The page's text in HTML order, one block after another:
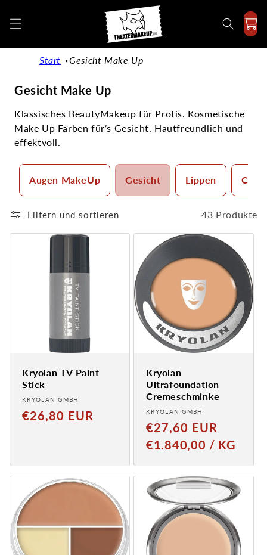
Inhalt
Start Gesicht Make Up
K
t
e
o
e
Gesicht Make Up
Klassisches BeautyMakeup für Profis. Kosmetische
Make Up Farben für’s Gesicht. Hautfreundlich und
effektvoll.
Augen MakeUp Gesicht Lippen
Filtern und sortieren 43 Produkte
Kryolan TV Paint
Stick
Anbieter:
KRYOLAN GMBH
Normaler
€26,80 EUR
Kryolan
Ultrafoundation
Cremeschminke
Anbieter:
KRYOLAN GMBH
Normaler
Preis
€27,60 EUR
GRUNDPREIS
€1.840,00 / PRO
KG